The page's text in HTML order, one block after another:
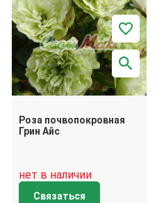
Роза почвопокровная
Грин Айс
нет в наличии
Связаться